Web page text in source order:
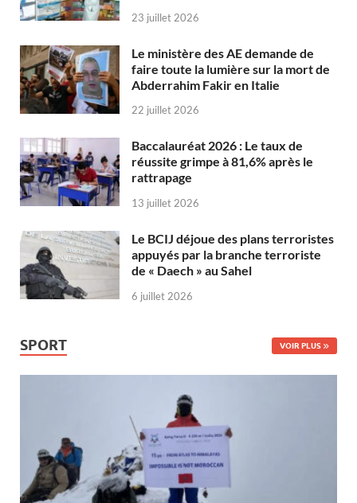
23 juillet 2026
Le ministère des AE demande de
faire toute la lumière sur la mort de
Abderrahim Fakir en Italie
22 juillet 2026
Baccalauréat 2026 : Le taux de
réussite grimpe à 81,6% après le
rattrapage
13 juillet 2026
Le BCIJ déjoue des plans terroristes
appuyés par la branche terroriste
de « Daech » au Sahel
6 juillet 2026
SPORT VOIR PLUS